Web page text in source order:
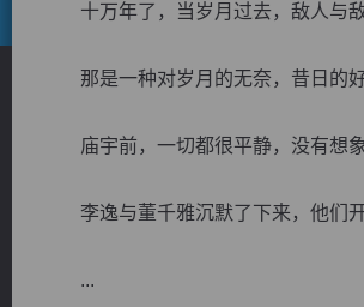
十万年了，当岁月过去，敌人与敌
那是一种对岁月的无奈，昔日的好
庙宇前，一切都很平静，没有想象
李逸与董千雅沉默了下来，他们开
...